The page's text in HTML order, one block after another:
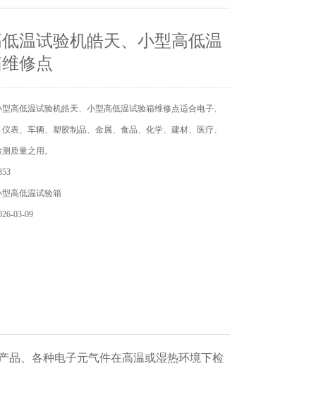
温试验机皓天、小型高低温
修点
高低温试验机皓天、小型高低温试验箱维修点适合电子、
表、车辆、塑胶制品、金属、食品、化学、建材、医疗、
质量之用。
高低温试验箱
03-09
品、各种电子元气件在高温或湿热环境下检